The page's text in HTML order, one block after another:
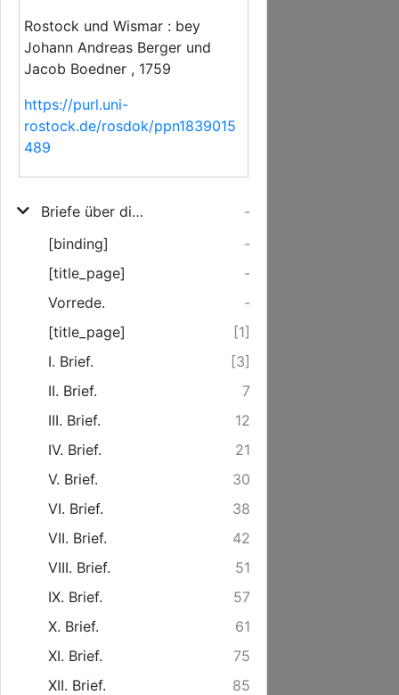
Rostock und Wismar : bey
Johann Andreas Berger und
Jacob Boedner , 1759
https://purl.uni-
rostock.de/rosdok/ppn1839015
489
Briefe über die Einrichtung des Schulwesens und des Unterrichts der Kinder und jungen Leute überhaupt
-
[binding]
-
[title_page]
-
Vorrede.
-
[title_page]
[1]
I. Brief.
[3]
II. Brief.
7
III. Brief.
12
IV. Brief.
21
V. Brief.
30
VI. Brief.
38
VII. Brief.
42
VIII. Brief.
51
IX. Brief.
57
X. Brief.
61
XI. Brief.
75
XII. Brief.
85